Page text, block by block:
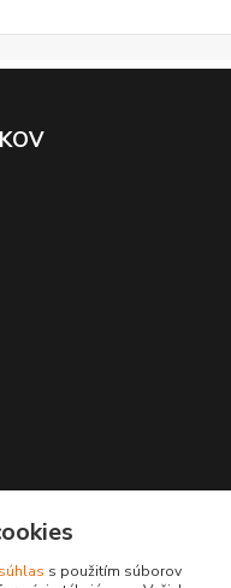
súhlas s použitím súborov